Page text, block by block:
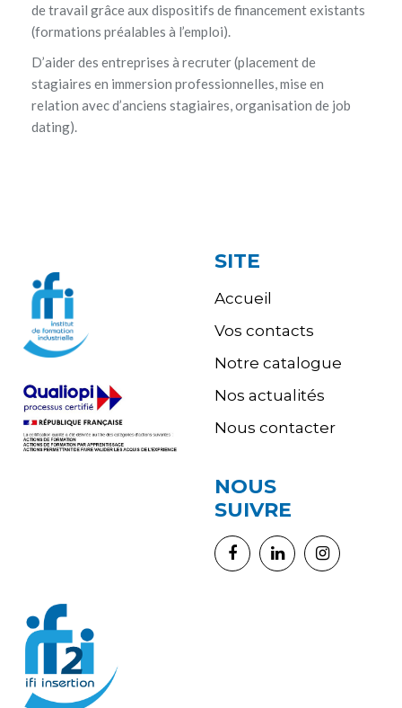
de travail grâce aux dispositifs de financement existants
(formations préalables à l’emploi).
D’aider des entreprises à recruter (placement de
stagiaires en immersion professionnelles, mise en
relation avec d’anciens stagiaires, organisation de job
dating).
SITE
Accueil
Vos contacts
Notre catalogue
Nos actualités
Nous contacter
NOUS
SUIVRE